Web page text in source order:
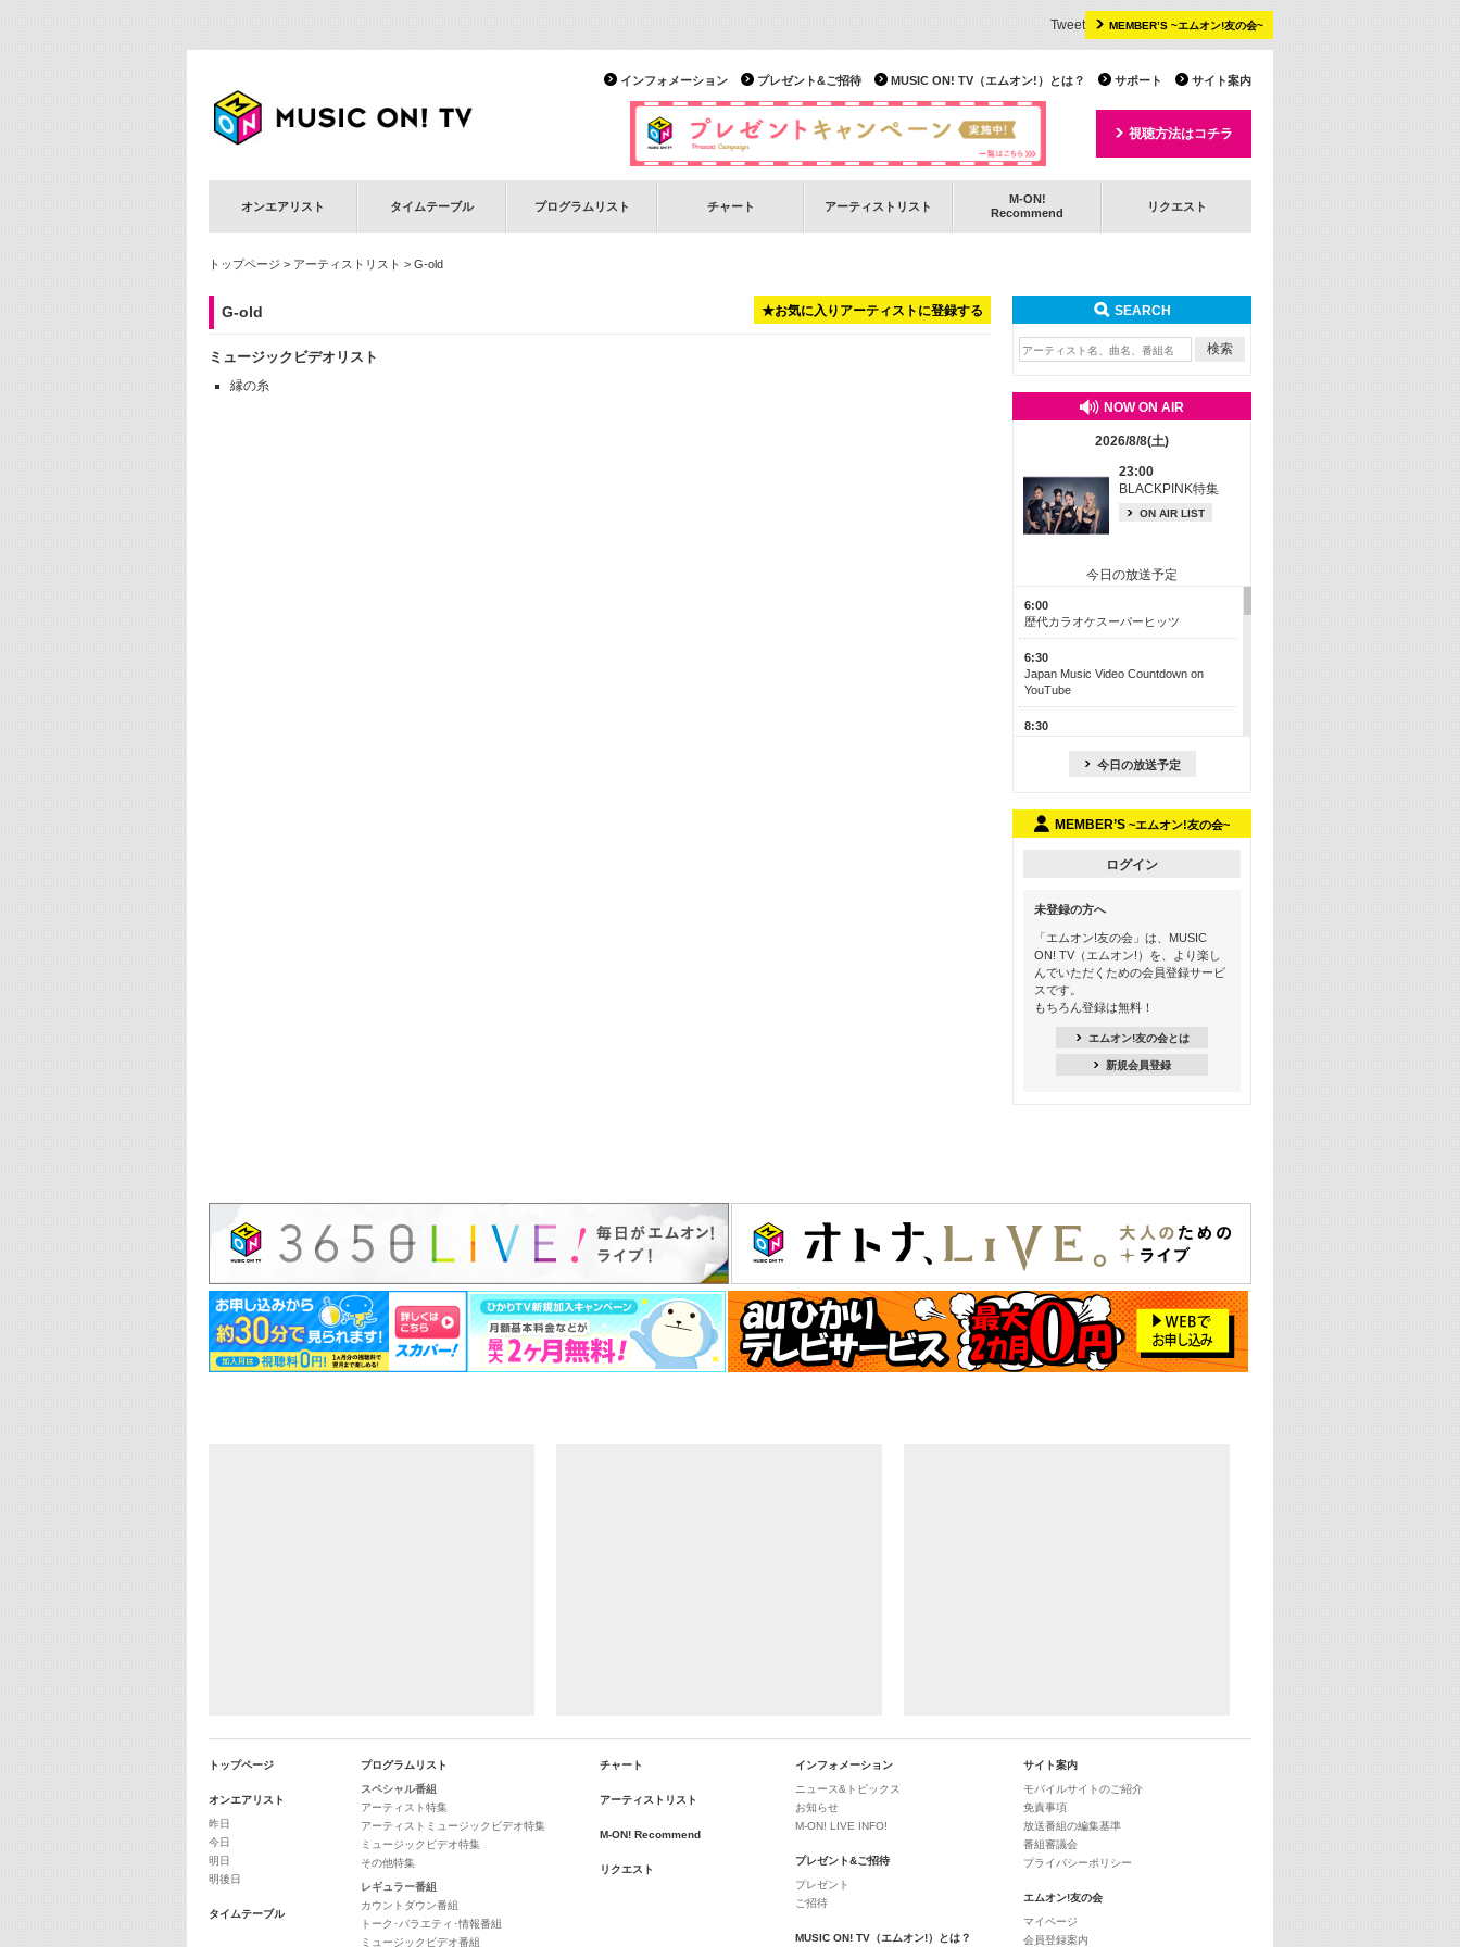
MEMBER’S ~エムオン!友の会~
Tweet
サイト案内
サポート
MUSIC ON! TV（エムオン!）とは？
プレゼント&ご招待
インフォメーション
視聴方法はコチラ
オンエアリスト タイムテーブル プログラムリスト チャート アーティストリスト
M-ON!
Recommend
リクエスト
トップページ > アーティストリスト > G-old
★お気に入りアーティストに登録する
G-old
ミュージックビデオリスト
縁の糸
SEARCH
NOW ON AIR
2026/8/8(土)
23:00
BLACKPINK特集
ON AIR LIST
今日の放送予定
6:00
歴代カラオケスーパーヒッツ
6:30
Japan Music Video Countdown on
YouTube
8:30
M-ON! カラオケカウントダウン 50
Official髭男dism特集
よりぬき! この夏聴きたい! サマーソン
グメドレー【歌詞入り】
21:00
季節を感じよう! シーズンソング特集
-8月編-【歌詞入り】
ージックビデオ特集
24:00
K-POP 第3世代特集
K-POP 第4世代特集
25:00
あのころヒッツ! 一挙5時間！
2021→2025年
今日の放送予定
MEMBER’S ~エムオン!友の会~
ログイン
未登録の方へ
「エムオン!友の会」は、MUSIC
ON! TV（エムオン!）を、より楽し
んでいただくための会員登録サービ
スです。
もちろん登録は無料！
エムオン!友の会とは
新規会員登録
トップページ
オンエアリスト
昨日
今日
明日
明後日
タイムテーブル
プログラムリスト
スペシャル番組
アーティスト特集
アーティストミュージックビデオ特集
ミュージックビデオ特集
その他特集
レギュラー番組
カウントダウン番組
トーク･バラエティ･情報番組
ミュージックビデオ番組
チャート
アーティストリスト
M-ON! Recommend
リクエスト
インフォメーション
ニュース&トピックス
お知らせ
M-ON! LIVE INFO!
プレゼント&ご招待
プレゼント
ご招待
MUSIC ON! TV（エムオン!）とは？
サイト案内
モバイルサイトのご紹介
免責事項
放送番組の編集基準
番組審議会
プライバシーポリシー
エムオン!友の会
マイページ
会員登録案内